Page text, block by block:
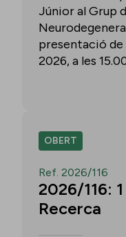
Júnior al Grup
presentació de
2026, a les
OBERT
Ref. 2026/116
2026/116:
Recerca